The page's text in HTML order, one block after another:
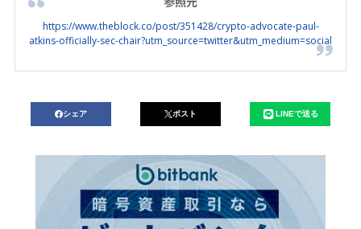
https://www.theblock.co/post/351428/crypto-advocate-paul-
atkins-officially-sec-chair?utm_source=twitter&utm_medium=social
シェア ポスト LINEで送る